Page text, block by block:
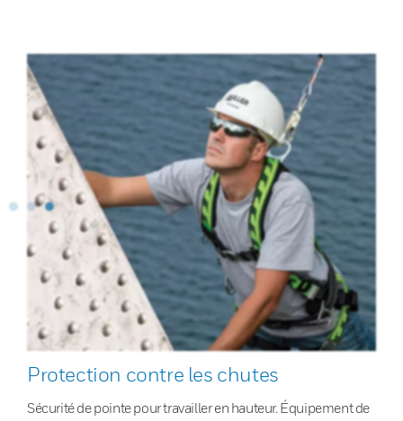
Protection contre les chutes
Sécurité de pointe pour travailler en hauteur. Équipement de